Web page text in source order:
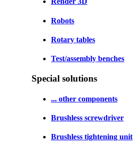
Robots
Rotary tables
Test/assembly benches
Special solutions
... other components
Brushless screwdriver
Brushless tightening unit